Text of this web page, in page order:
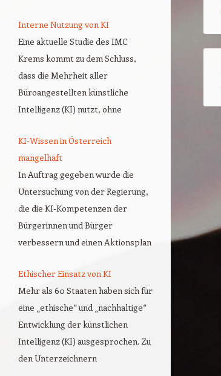
Interne Nutzung von KI
Eine aktuelle Studie des IMC
Krems kommt zu dem Schluss,
dass die Mehrheit aller
Büroangestellten künstliche
Intelligenz (KI) nutzt, ohne
KI-Wissen in Österreich
mangelhaft
In Auftrag gegeben wurde die
Untersuchung von der Regierung,
die die KI-Kompetenzen der
Bürgerinnen und Bürger
verbessern und einen Aktionsplan
Ethischer Einsatz von KI
Mehr als 60 Staaten haben sich für
eine „ethische“ und „nachhaltige“
Entwicklung der künstlichen
Intelligenz (KI) ausgesprochen. Zu
den Unterzeichnern